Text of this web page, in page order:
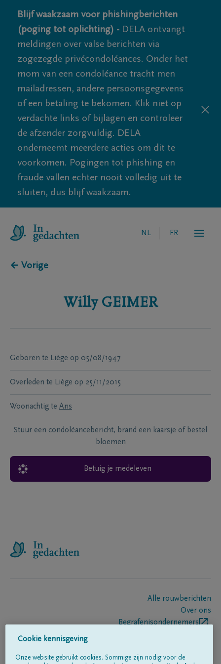
Blijf waakzaam voor phishingberichten
(poging tot oplichting) - DELA ontvangt
meldingen over valse berichten via
zogezegde privécondoléances. Onder het
mom van een condoléance tracht men
mailadressen, andere persoonsgegevens
of een betaling te bekomen. Klik niet op
verdachte links of bijlagen en controleer
de afzender zorgvuldig. DELA
onderneemt meerdere acties om dit te
voorkomen. Pogingen tot phishing en
fraude vallen echter nooit volledig uit te
sluiten, dus blijf waakzaam.
NL FR
← Vorige
Willy GEIMER
Geboren te Liège op 05/08/1947
Overleden te Liège op 25/11/2015
Woonachtig te Ans
Stuur een condoléancebericht, brand een kaarsje of bestel
bloemen
Betuig je medeleven
Alle rouwberichten
Over ons
Begrafenisondernemers
Cookie kennisgeving
Onze website gebruikt cookies. Sommige zijn nodig voor de